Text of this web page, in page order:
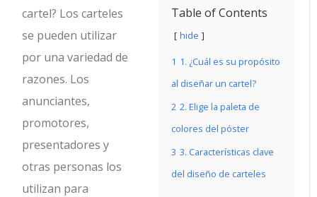
Table of Contents
hide
1 1. ¿Cuál es su propósito
al diseñar un cartel?
2 2. Elige la paleta de
colores del póster
3 3. Características clave
del diseño de carteles
cartel? Los carteles
se pueden utilizar
por una variedad de
razones. Los
anunciantes,
promotores,
presentadores y
otras personas los
utilizan para